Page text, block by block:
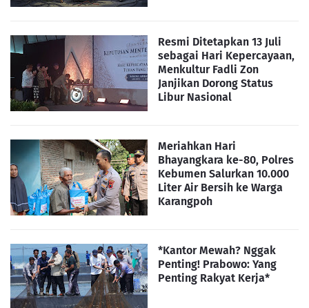
Resmi Ditetapkan 13 Juli
sebagai Hari Kepercayaan,
Menkultur Fadli Zon
Janjikan Dorong Status
Libur Nasional
Meriahkan Hari
Bhayangkara ke-80, Polres
Kebumen Salurkan 10.000
Liter Air Bersih ke Warga
Karangpoh
*Kantor Mewah? Nggak
Penting! Prabowo: Yang
Penting Rakyat Kerja*